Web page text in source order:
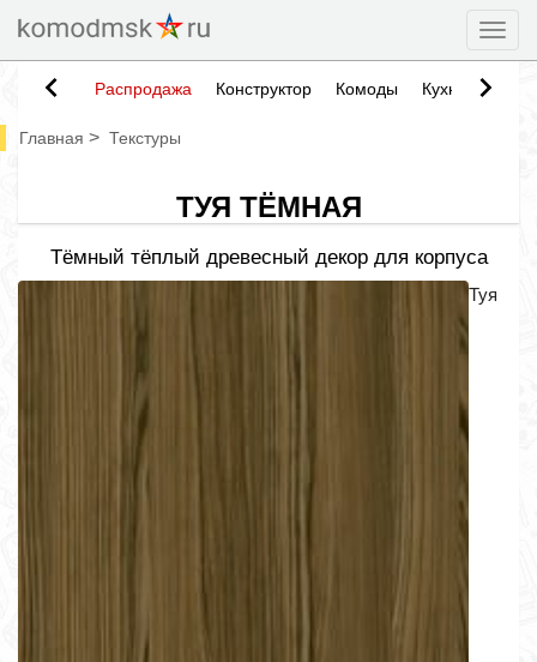
Распродажа Конструктор Комоды Кухни
Главная > Текстуры
ТУЯ ТЁМНАЯ
Тёмный тёплый древесный декор для корпуса
Туя